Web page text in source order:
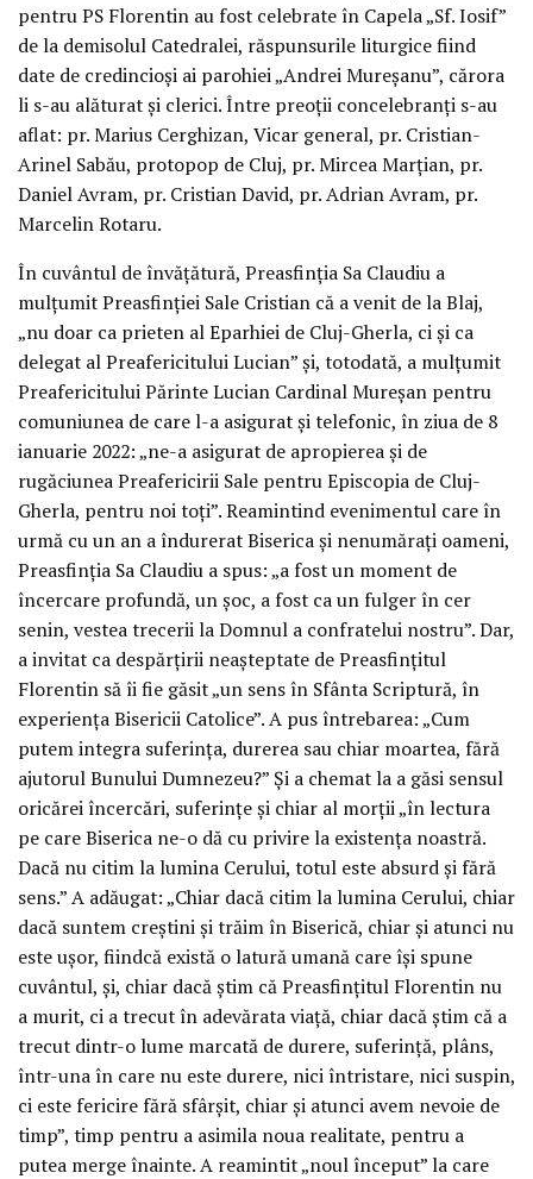
pentru PS Florentin au fost celebrate în Capela „Sf. Iosif”
de la demisolul Catedralei, răspunsurile liturgice fiind
date de credincioși ai parohiei „Andrei Mureșanu”, cărora
li s-au alăturat și clerici. Între preoții concelebranți s-au
aflat: pr. Marius Cerghizan, Vicar general, pr. Cristian-
Arinel Sabău, protopop de Cluj, pr. Mircea Marțian, pr.
Daniel Avram, pr. Cristian David, pr. Adrian Avram, pr.
Marcelin Rotaru.
În cuvântul de învățătură, Preasfinția Sa Claudiu a
mulțumit Preasfinției Sale Cristian că a venit de la Blaj,
„nu doar ca prieten al Eparhiei de Cluj-Gherla, ci și ca
delegat al Preafericitului Lucian” și, totodată, a mulțumit
Preafericitului Părinte Lucian Cardinal Mureșan pentru
comuniunea de care l-a asigurat și telefonic, în ziua de 8
ianuarie 2022: „ne-a asigurat de apropierea și de
rugăciunea Preafericirii Sale pentru Episcopia de Cluj-
Gherla, pentru noi toți”. Reamintind evenimentul care în
urmă cu un an a îndurerat Biserica și nenumărați oameni,
Preasfinția Sa Claudiu a spus: „a fost un moment de
încercare profundă, un șoc, a fost ca un fulger în cer
senin, vestea trecerii la Domnul a confratelui nostru”. Dar,
a invitat ca despărțirii neașteptate de Preasfințitul
Florentin să îi fie găsit „un sens în Sfânta Scriptură, în
experiența Bisericii Catolice”. A pus întrebarea: „Cum
putem integra suferința, durerea sau chiar moartea, fără
ajutorul Bunului Dumnezeu?” Și a chemat la a găsi sensul
oricărei încercări, suferințe și chiar al morții „în lectura
pe care Biserica ne-o dă cu privire la existența noastră.
Dacă nu citim la lumina Cerului, totul este absurd și fără
sens.” A adăugat: „Chiar dacă citim la lumina Cerului, chiar
dacă suntem creștini și trăim în Biserică, chiar și atunci nu
este ușor, fiindcă există o latură umană care își spune
cuvântul, și, chiar dacă știm că Preasfințitul Florentin nu
a murit, ci a trecut în adevărata viață, chiar dacă știm că a
trecut dintr-o lume marcată de durere, suferință, plâns,
într-una în care nu este durere, nici întristare, nici suspin,
ci este fericire fără sfârșit, chiar și atunci avem nevoie de
timp”, timp pentru a asimila noua realitate, pentru a
putea merge înainte. A reamintit „noul început” la care